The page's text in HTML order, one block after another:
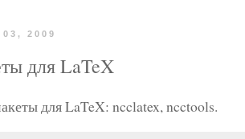
2009
для LaTeX
для LaTeX: ncclatex, ncctools.